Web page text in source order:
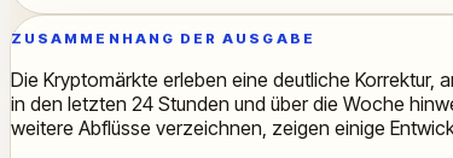
ZUSAMMENHANG DER AUSGABE
Die Kryptomärkte erleben eine deutliche Korrektur,
in den letzten 24 Stunden und über die Woche
weitere Abflüsse verzeichnen, zeigen einige